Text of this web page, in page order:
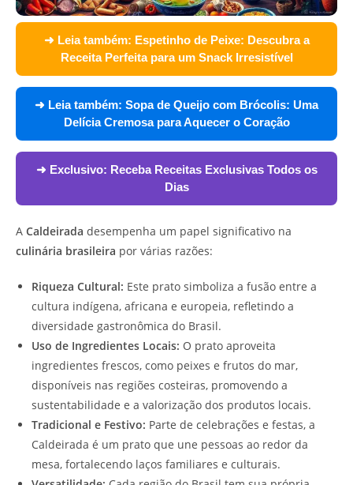
➜ Leia também: Espetinho de Peixe: Descubra a
Receita Perfeita para um Snack Irresistível
➜ Leia também: Sopa de Queijo com Brócolis: Uma
Delícia Cremosa para Aquecer o Coração
➜ Exclusivo: Receba Receitas Exclusivas Todos os
Dias
A Caldeirada desempenha um papel significativo na
culinária brasileira por várias razões:
Riqueza Cultural: Este prato simboliza a fusão entre a
cultura indígena, africana e europeia, refletindo a
diversidade gastronômica do Brasil.
Uso de Ingredientes Locais: O prato aproveita
ingredientes frescos, como peixes e frutos do mar,
disponíveis nas regiões costeiras, promovendo a
sustentabilidade e a valorização dos produtos locais.
Tradicional e Festivo: Parte de celebrações e festas, a
Caldeirada é um prato que une pessoas ao redor da
mesa, fortalecendo laços familiares e culturais.